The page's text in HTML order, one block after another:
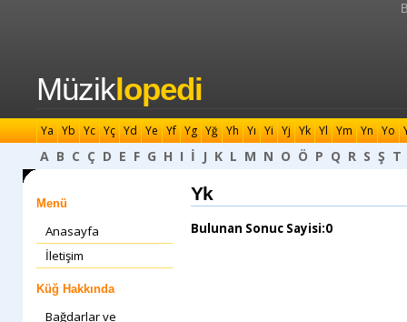
Müziklopedi
Ya Yb Yc Yç Yd Ye Yf Yg Yğ Yh Yı Yi Yj Yk Yl Ym Yn Yo
A B C Ç D E F G H I İ J K L M N O Ö P Q R S Ş T
Menü
Anasayfa
İletişim
Küğ Hakkında
Bağdarlar ve
Yk
Bulunan Sonuc Sayisi:0